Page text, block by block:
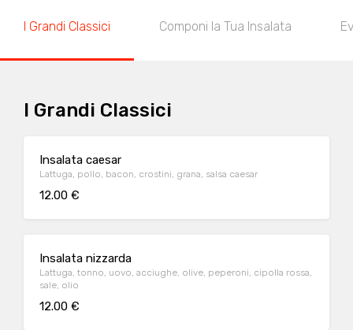
I Grandi Classici Componi la Tua Insalata
I Grandi Classici
Insalata caesar
Lattuga, pollo, bacon, crostini, grana, salsa caesar
12.00 €
Insalata nizzarda
Lattuga, tonno, uovo, acciughe, olive, peperoni, cipolla rossa,
sale, olio
12.00 €